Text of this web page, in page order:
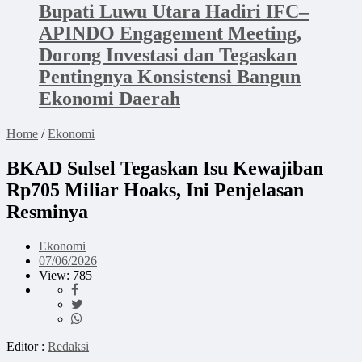
Bupati Luwu Utara Hadiri IFC–
APINDO Engagement Meeting,
Dorong Investasi dan Tegaskan
Pentingnya Konsistensi Bangun
Ekonomi Daerah
Home /Ekonomi
BKAD Sulsel Tegaskan Isu Kewajiban
Rp705 Miliar Hoaks, Ini Penjelasan
Resminya
Ekonomi
07/06/2026
View: 785
Editor : Redaksi